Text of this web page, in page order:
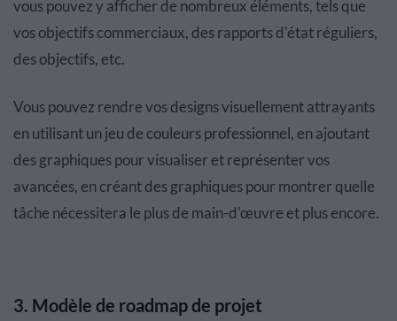
vous pouvez y afficher de nombreux éléments, tels que
vos objectifs commerciaux, des rapports d'état réguliers,
des objectifs, etc.
Vous pouvez rendre vos designs visuellement attrayants
en utilisant un jeu de couleurs professionnel, en ajoutant
des graphiques pour visualiser et représenter vos
avancées, en créant des graphiques pour montrer quelle
tâche nécessitera le plus de main-d'œuvre et plus encore.
3. Modèle de roadmap de projet